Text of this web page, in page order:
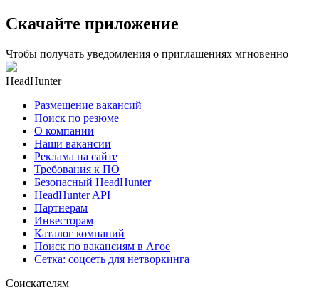
Скачайте приложение
Чтобы получать уведомления о приглашениях мгновенно
HeadHunter
Размещение вакансий
Поиск по резюме
О компании
Наши вакансии
Реклама на сайте
Требования к ПО
Безопасный HeadHunter
HeadHunter API
Партнерам
Инвесторам
Каталог компаний
Поиск по вакансиям в Агое
Сетка: соцсеть для нетворкинга
Соискателям